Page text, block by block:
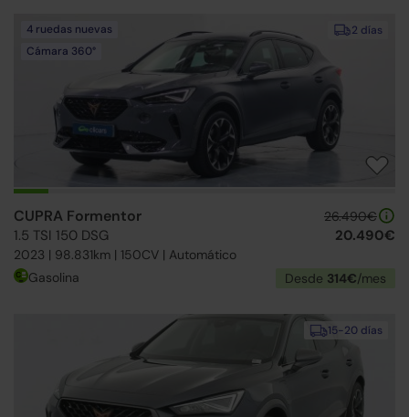
2 días
4 ruedas nuevas
Cámara 360°
CUPRA Formentor
1.5 TSI 150 DSG
2023 | 98.831km | 150CV | Automático
26.490€
20.490€
Gasolina Desde 314€/mes
15-20 días